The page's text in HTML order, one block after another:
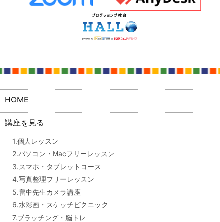
HOME
講座を見る
1.個人レッスン
2.パソコン・Macフリーレッスン
3.スマホ・タブレットコース
4.写真整理フリーレッスン
5.畠中先生カメラ講座
6.水彩画・スケッチピクニック
7.ブラッチング・脳トレ